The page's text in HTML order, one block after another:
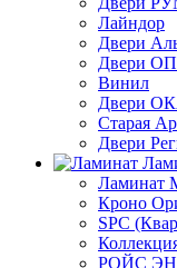
Лайндор
Двери
Двери
Винил
Двери
Старая
Двери
Ламинат
Кроно
SPC
РОЙС